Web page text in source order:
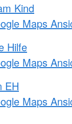
Kind
Maps
Hilfe
Maps
EH
Maps